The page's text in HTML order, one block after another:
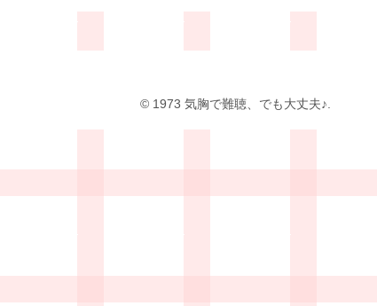
© 1973 気胸で難聴、でも大丈夫♪.